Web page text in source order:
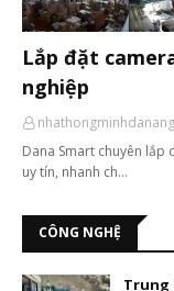
Lắp đặt
nghiệp
nhathongminhdanang
Dana Smart chuyên lắp
uy tín, nhanh ch…
CÔNG NGHỆ
Trung